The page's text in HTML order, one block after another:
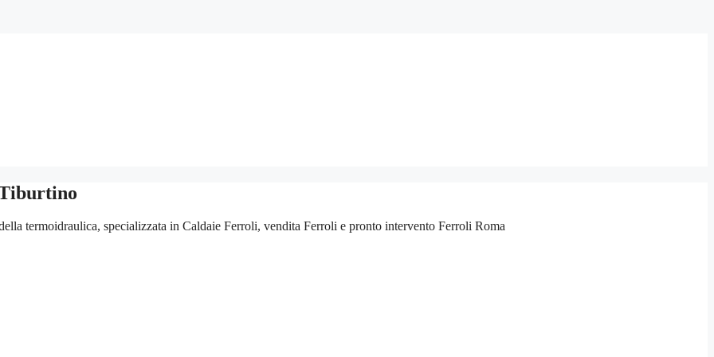
termoidraulica, specializzata in Caldaie Ferroli, vendita Ferroli e pronto intervento Ferroli Roma